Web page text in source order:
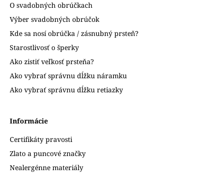
O svadobných obrúčkach
Výber svadobných obrúčok
Kde sa nosí obrúčka / zásnubný prsteň?
Starostlivosť o šperky
Ako zistiť veľkosť prsteňa?
Ako vybrať správnu dĺžku náramku
Ako vybrať správnu dĺžku retiazky
Informácie
Certifikáty pravosti
Zlato a puncové značky
Nealergénne materiály